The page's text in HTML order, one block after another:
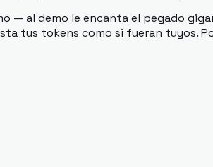
— al demo le encanta el pegado
tus tokens como si fueran tuyos.